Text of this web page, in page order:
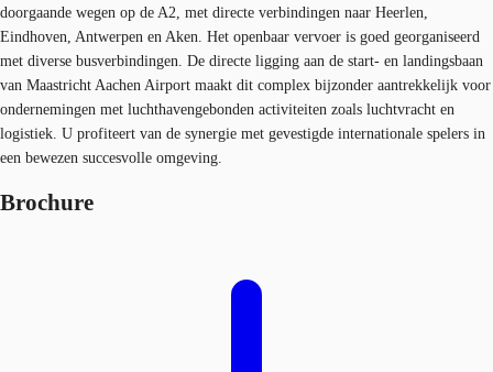
doorgaande wegen op de A2, met directe verbindingen naar Heerlen,
Eindhoven, Antwerpen en Aken. Het openbaar vervoer is goed georganiseerd
met diverse busverbindingen. De directe ligging aan de start- en landingsbaan
van Maastricht Aachen Airport maakt dit complex bijzonder aantrekkelijk voor
ondernemingen met luchthavengebonden activiteiten zoals luchtvracht en
logistiek. U profiteert van de synergie met gevestigde internationale spelers in
een bewezen succesvolle omgeving.
Brochure